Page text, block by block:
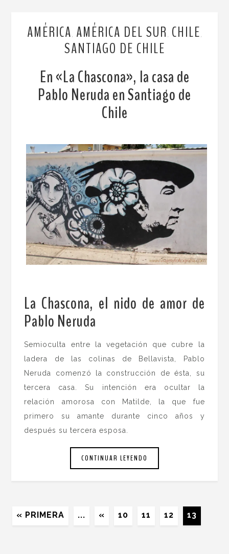
AMÉRICA AMÉRICA DEL SUR CHILE
SANTIAGO DE CHILE
En «La Chascona», la casa de
Pablo Neruda en Santiago de
Chile
La Chascona, el nido de amor de
Pablo Neruda
Semioculta entre la vegetación que cubre la
ladera de las colinas de Bellavista, Pablo
Neruda comenzó la construcción de ésta, su
tercera casa. Su intención era ocultar la
relación amorosa con Matilde, la que fue
primero su amante durante cinco años y
después su tercera esposa.
CONTINUAR LEYENDO
« PRIMERA ... « 10 11 12 13